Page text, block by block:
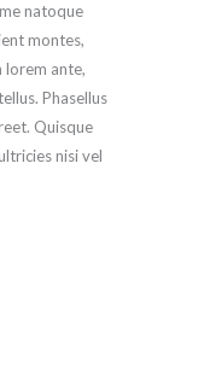
natoque
montes,
lorem ante,
Phasellus
Quisque
nisi vel